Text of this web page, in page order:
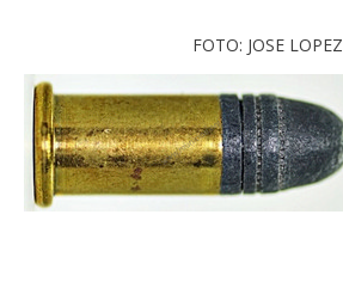
FOTO: JOSE LOPEZ